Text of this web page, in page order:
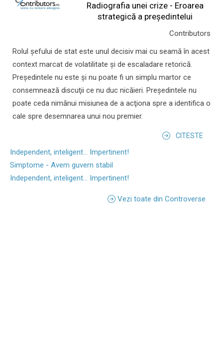
Radiografia unei crize - Eroarea
strategică a președintelui
Contributors
Rolul şefului de stat este unul decisiv mai cu seamă în acest
context marcat de volatilitate şi de escaladare retorică.
Preşedintele nu este şi nu poate fi un simplu martor ce
consemnează discuţii ce nu duc nicăieri. Preşedintele nu
poate ceda nimănui misiunea de a acţiona spre a identifica o
cale spre desemnarea unui nou premier.
CITESTE
Independent, inteligent... Impertinent!
Simptome - Avem guvern stabil
Independent, inteligent... Impertinent!
Vezi toate din Controverse